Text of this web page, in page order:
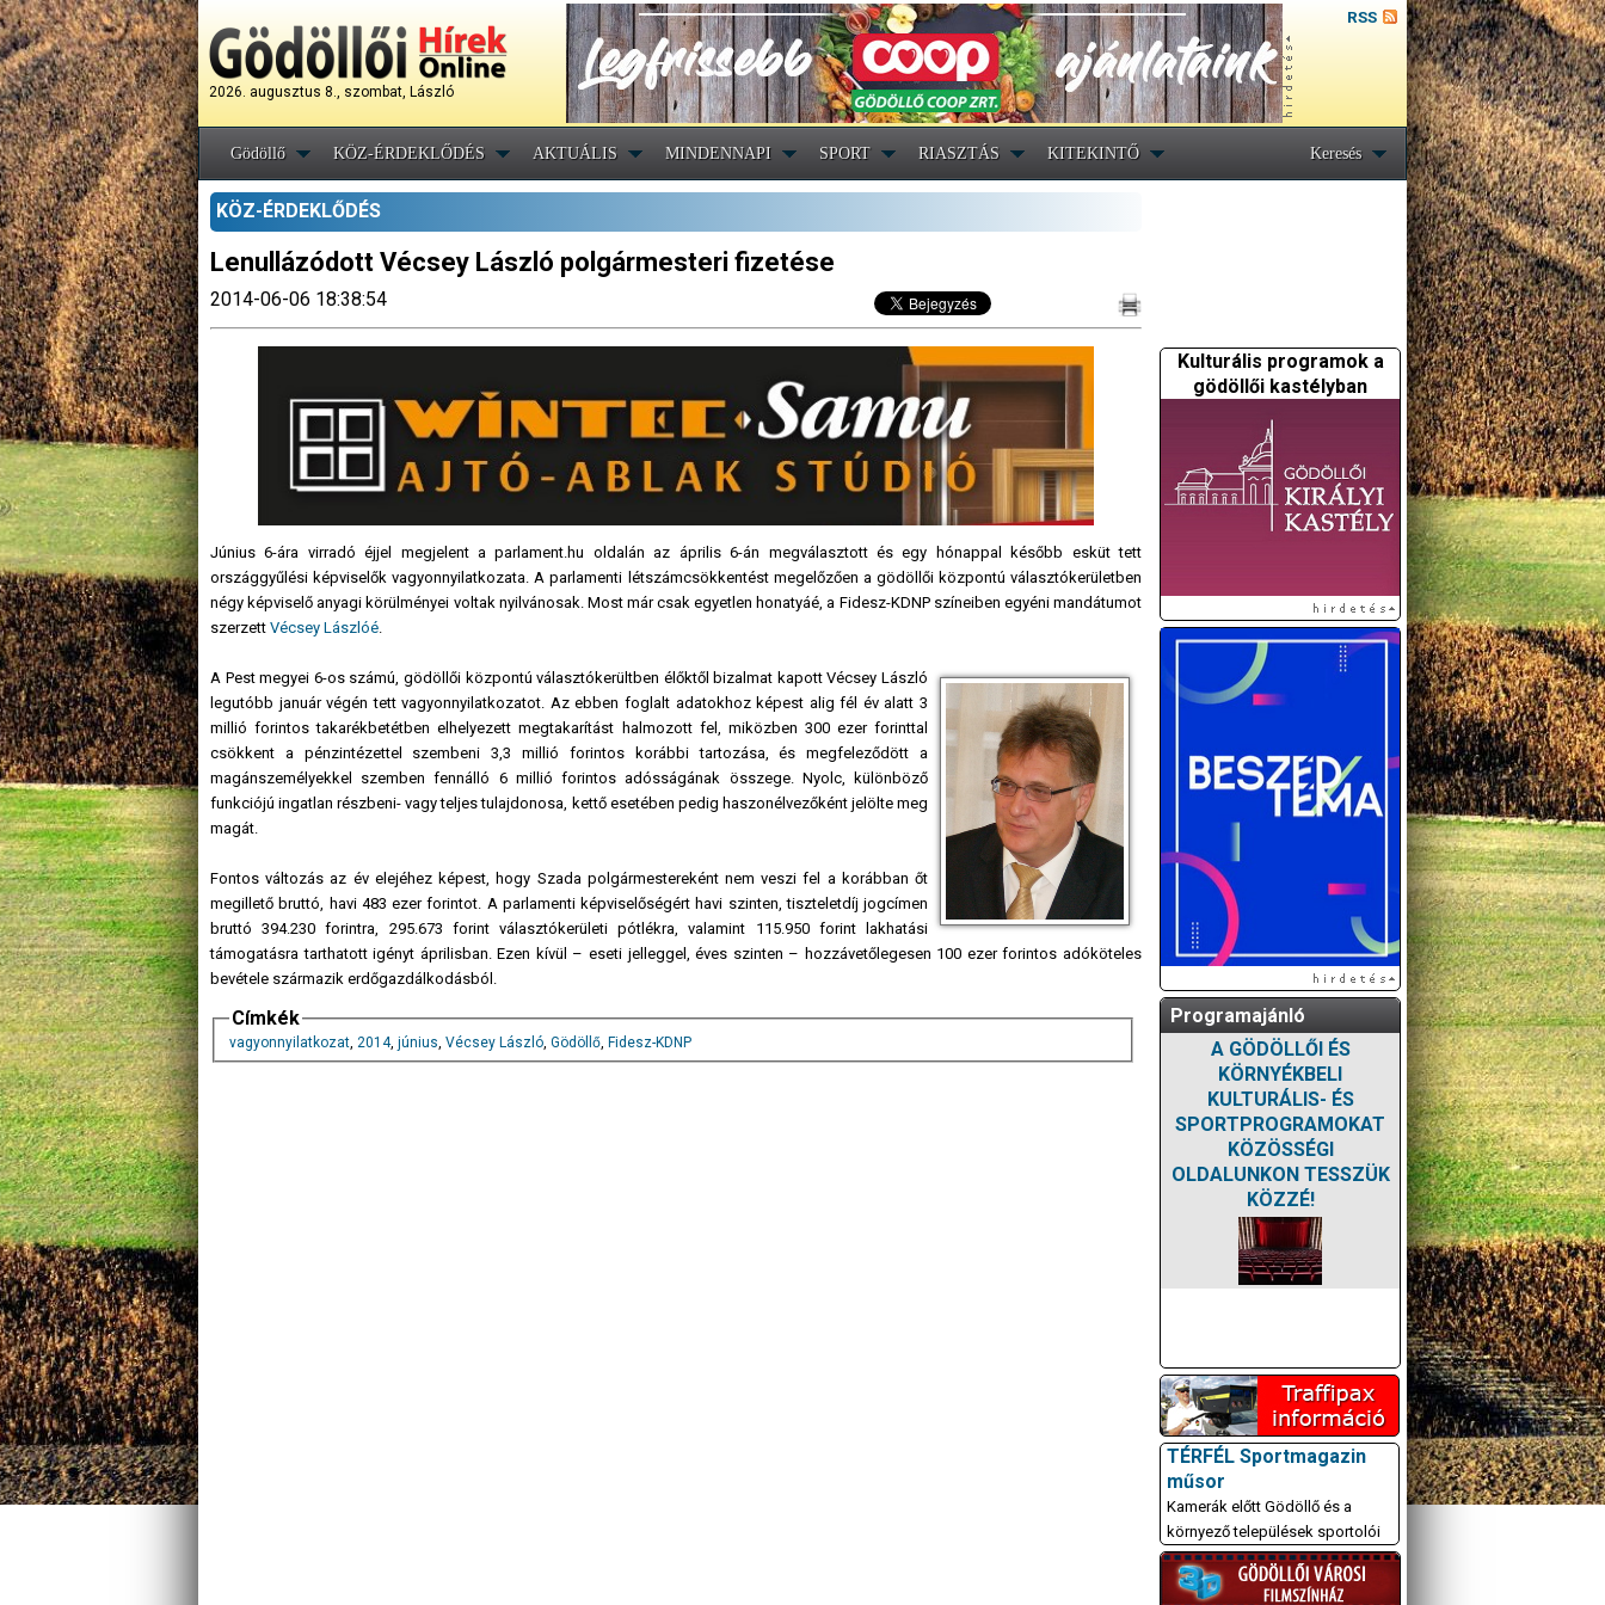
2026. augusztus 8., szombat, László
RSS
Gödöllő KÖZ-ÉRDEKLŐDÉS AKTUÁLIS MINDENNAPI SPORT RIASZTÁS KITEKINTŐ Keresés
KÖZ-ÉRDEKLŐDÉS
Lenullázódott Vécsey László polgármesteri fizetése
2014-06-06 18:38:54
Június 6-ára virradó éjjel megjelent a parlament.hu oldalán az április 6-án megválasztott és egy hónappal később esküt tett
országgyűlési képviselők vagyonnyilatkozata. A parlamenti létszámcsökkentést megelőzően a gödöllői központú választókerületben
négy képviselő anyagi körülményei voltak nyilvánosak. Most már csak egyetlen honatyáé, a Fidesz-KDNP színeiben egyéni mandátumot
szerzett Vécsey Lászlóé.
A Pest megyei 6-os számú, gödöllői központú választókerültben élőktől bizalmat kapott Vécsey László
legutóbb január végén tett vagyonnyilatkozatot. Az ebben foglalt adatokhoz képest alig fél év alatt 3
millió forintos takarékbetétben elhelyezett megtakarítást halmozott fel, miközben 300 ezer forinttal
csökkent a pénzintézettel szembeni 3,3 millió forintos korábbi tartozása, és megfeleződött a
magánszemélyekkel szemben fennálló 6 millió forintos adósságának összege. Nyolc, különböző
funkciójú ingatlan részbeni- vagy teljes tulajdonosa, kettő esetében pedig haszonélvezőként jelölte meg
magát.
Fontos változás az év elejéhez képest, hogy Szada polgármestereként nem veszi fel a korábban őt
megillető bruttó, havi 483 ezer forintot. A parlamenti képviselőségért havi szinten, tiszteletdíj jogcímen
bruttó 394.230 forintra, 295.673 forint választókerületi pótlékra, valamint 115.950 forint lakhatási
támogatásra tarthatott igényt áprilisban. Ezen kívül – eseti jelleggel, éves szinten – hozzávetőlegesen 100 ezer forintos adóköteles
bevétele származik erdőgazdálkodásból.
Címkék
vagyonnyilatkozat, 2014, június, Vécsey László, Gödöllő, Fidesz-KDNP
Kulturális programok a
gödöllői kastélyban
Programajánló
A GÖDÖLLŐI ÉS
KÖRNYÉKBELI
KULTURÁLIS- ÉS
SPORTPROGRAMOKAT
KÖZÖSSÉGI
OLDALUNKON TESSZÜK
KÖZZÉ!
TÉRFÉL Sportmagazin
műsor
Kamerák előtt Gödöllő és a
környező települések sportolói